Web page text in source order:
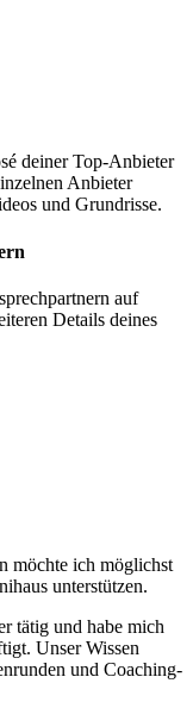
deiner Top-Anbieter
Anbieter
und Grundrisse.
auf
Details deines
möchte ich möglichst
unterstützen.
tätig und habe mich
Unser Wissen
und Coaching-